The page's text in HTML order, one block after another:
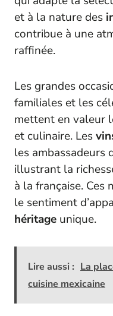
et à la nature des
contribue à une
raffinée.
Les grandes
familiales et les
mettent en valeur
et culinaire. Les
les ambassadeurs
illustrant la
à la française.
le sentiment
héritage unique.
Lire aussi : La
cuisine mexicaine